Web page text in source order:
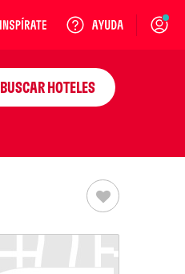
Login
BUSCAR HOTELES